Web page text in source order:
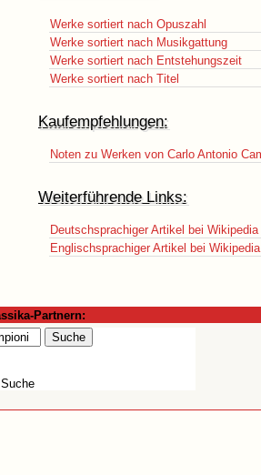
Werke sortiert nach Opuszahl
Werke sortiert nach Musikgattung
Werke sortiert nach Entstehungszeit
Werke sortiert nach Titel
Kaufempfehlungen:
Noten zu Werken von Carlo Antonio
Weiterführende Links:
Deutschsprachiger Artikel bei Wikipedia
Englischsprachiger Artikel bei Wikipedia
Partnern: